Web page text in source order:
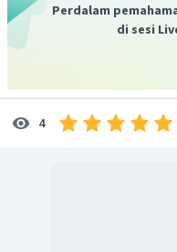
Perdalam
di sesi
4